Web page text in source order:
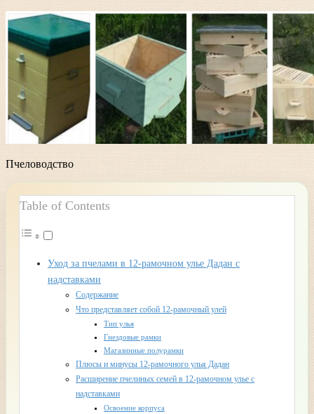
Пчеловодство
Table of Contents
Уход за пчелами в 12-рамочном улье Дадан с
надставками
Содержание
Что представляет собой 12-рамочный улей
Тип улья
Гнездовые рамки
Магазинные полурамки
Плюсы и минусы 12-рамочного улья Дадан
Расширение пчелиных семей в 12-рамочном улье с
надставками
Освоение корпуса